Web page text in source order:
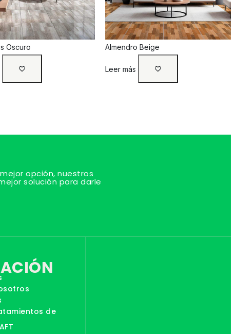
Oscuro Almendro Beige
Leer más
opción, nuestros
solución para darle
de